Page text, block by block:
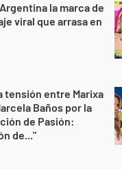
la marca de
viral que arrasa en
tensión entre Marixa
Baños por la
de Pasión:
de..."